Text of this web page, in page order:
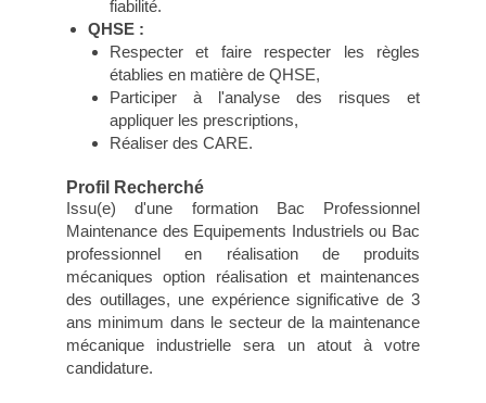
fiabilité.
QHSE :
Respecter et faire respecter les règles
établies en matière de QHSE,
Participer à l'analyse des risques et
appliquer les prescriptions,
Réaliser des CARE.
Profil Recherché
Issu(e) d'une formation Bac Professionnel
Maintenance des Equipements Industriels ou Bac
professionnel en réalisation de produits
mécaniques option réalisation et maintenances
des outillages, une expérience significative de 3
ans minimum dans le secteur de la maintenance
mécanique industrielle sera un atout à votre
candidature.